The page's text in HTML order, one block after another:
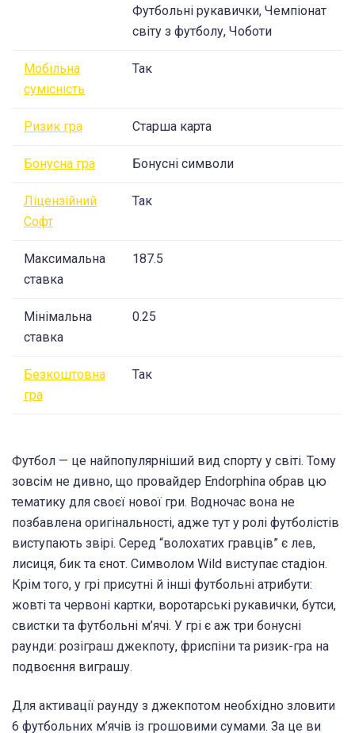
Футбольні рукавички, Чемпіонат
світу з футболу, Чоботи
Мобільна
сумісність
Так
Ризик гра Старша карта
Бонусна гра Бонусні символи
Ліцензійний
Софт
Так
Максимальна
ставка
187.5
Мінімальна
ставка
0.25
Безкоштовна
гра
Так
Футбол — це найпопулярніший вид спорту у світі. Тому
зовсім не дивно, що провайдер Endorphina обрав цю
тематику для своєї нової гри. Водночас вона не
позбавлена оригінальності, адже тут у ролі футболістів
виступають звірі. Серед “волохатих гравців” є лев,
лисиця, бик та єнот. Символом Wild виступає стадіон.
Крім того, у грі присутні й інші футбольні атрибути:
жовті та червоні картки, воротарські рукавички, бутси,
свистки та футбольні м’ячі. У грі є аж три бонусні
раунди: розіграш джекпоту, фриспіни та ризик-гра на
подвоєння виграшу.
Для активації раунду з джекпотом необхідно зловити
6 футбольних м’ячів із грошовими сумами. За це ви